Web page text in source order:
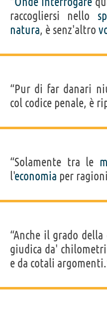
raccogliersi nello
natura, è senz'altro
“Pur di far danari
col codice penale, è
“Solamente tra le
l'economia per
“Anche il grado
giudica da'
e da cotali